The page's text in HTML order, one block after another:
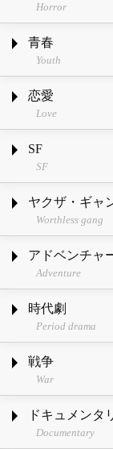
Horror
青春
Youth
恋愛
Love
SF
SF
ヤクザ・ギャ
Worthless gang
アドベンチャ
Adventure
時代劇
Period drama
戦争
War
ドキュメンタ
Documentary